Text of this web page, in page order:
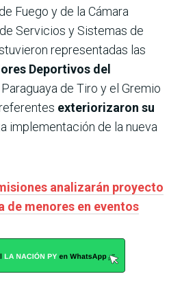
Fuego y de la Cámara
Servicios y Sistemas de
representadas las
Deportivos del
de Tiro y el Gremio
exteriorizaron su
implementación de la nueva
analizarán proyecto
de menores en eventos